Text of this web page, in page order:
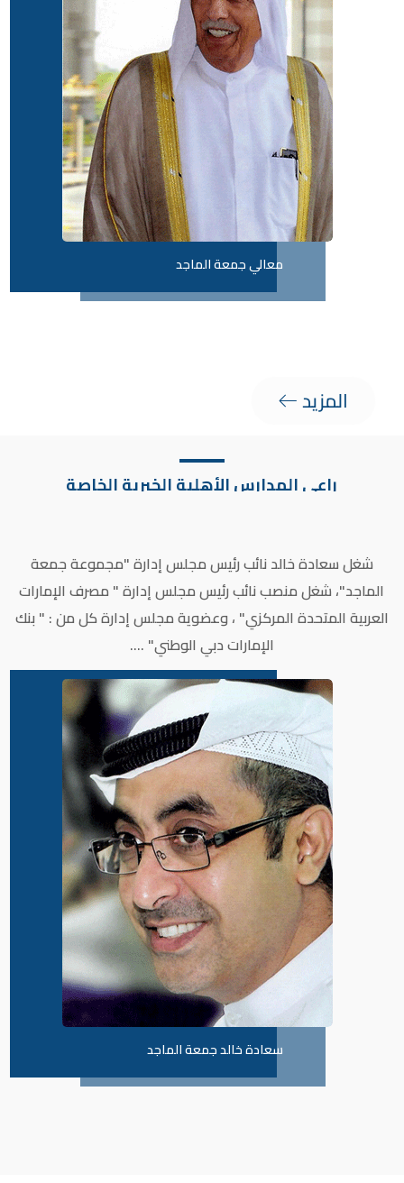
معالي جمعة الماجد
المزيد
راعي المدارس الأهلية الخيرية الخاصة
شغل سعادة خالد نائب رئيس مجلس إدارة "مجموعة جمعة
الماجد"، شغل منصب نائب رئيس مجلس إدارة " مصرف الإمارات
العربية المتحدة المركزي" ، وعضوية مجلس إدارة كل من : " بنك
الإمارات دبي الوطني" ....
سعادة خالد جمعة الماجد